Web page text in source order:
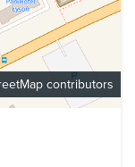
contributors